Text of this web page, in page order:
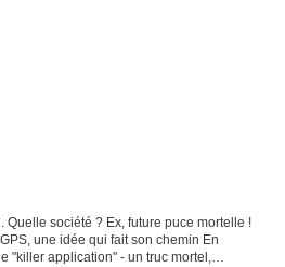
Quelle société ? Ex, future puce mortelle !
une idée qui fait son chemin En
"killer application" - un truc mortel,